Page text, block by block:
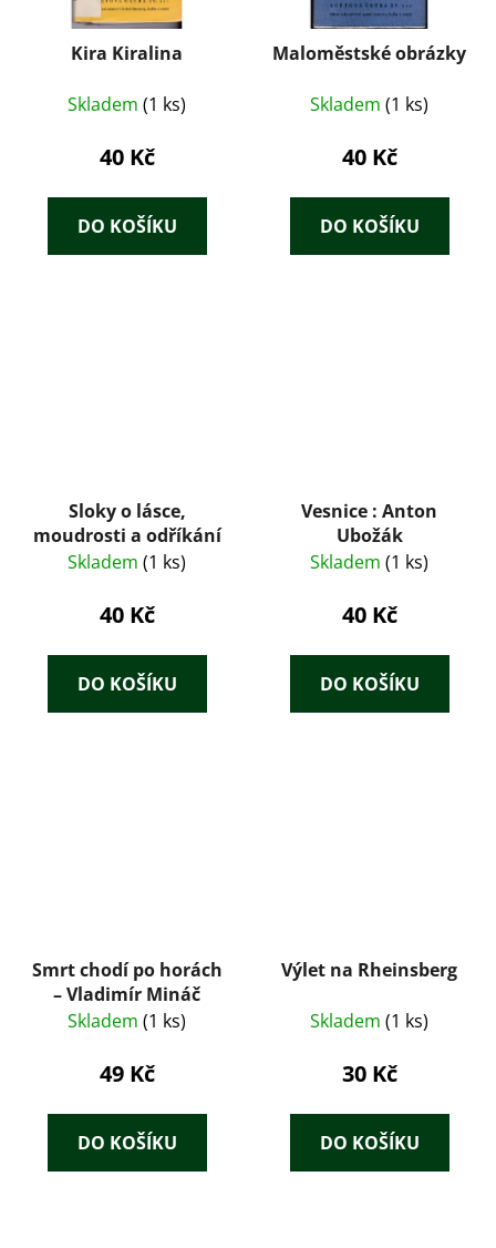
Kira Kiralina
Skladem (1 ks)
40 Kč
DO KOŠÍKU
Maloměstské obrázky
Skladem (1 ks)
40 Kč
DO KOŠÍKU
Sloky o lásce,
moudrosti a odříkání
Skladem (1 ks)
40 Kč
DO KOŠÍKU
Vesnice : Anton
Ubožák
Skladem (1 ks)
40 Kč
DO KOŠÍKU
Smrt chodí po horách
– Vladimír Mináč
Skladem (1 ks)
49 Kč
DO KOŠÍKU
Výlet na Rheinsberg
Skladem (1 ks)
30 Kč
DO KOŠÍKU